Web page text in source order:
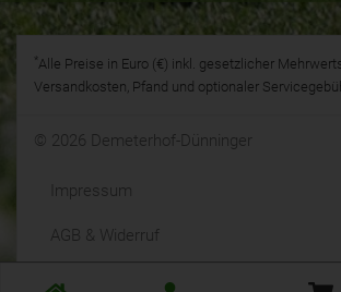
*Alle Preise in Euro (€) inkl. gesetzlicher
Versandkosten, Pfand und optionaler
© 2026 Demeterhof-Dünninger
Impressum
AGB & Widerruf
Datenschutz